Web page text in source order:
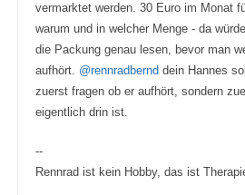
vermarktet werden. 30 Euro im Monat
warum und in welcher Menge - da
die Packung genau lesen, bevor man
aufhört. @rennradbernd dein Hannes
zuerst fragen ob er aufhört, sondern
eigentlich drin ist.
--
Rennrad ist kein Hobby, das ist